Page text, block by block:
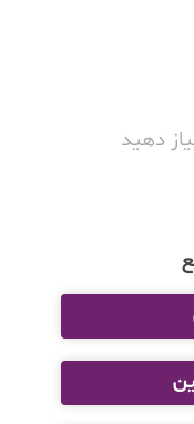
دهید